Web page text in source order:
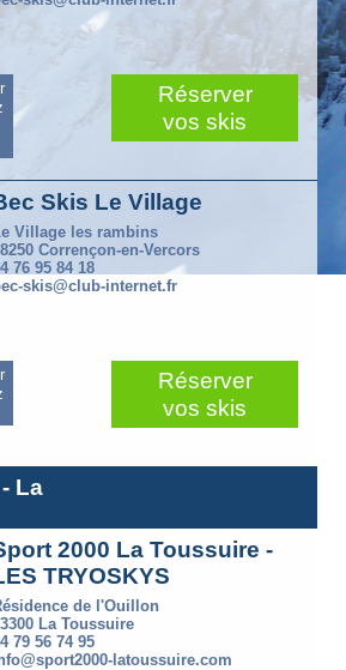
Réserver
vos skis
Skis Le Village
Village les rambins
Corrençon-en-Vercors
76 95 84 18
skis@club-internet.fr
Réserver
vos skis
La
2000 La Toussuire -
TRYOSKYS
de l'Ouillon
La Toussuire
79 56 74 95
latoussuire.com